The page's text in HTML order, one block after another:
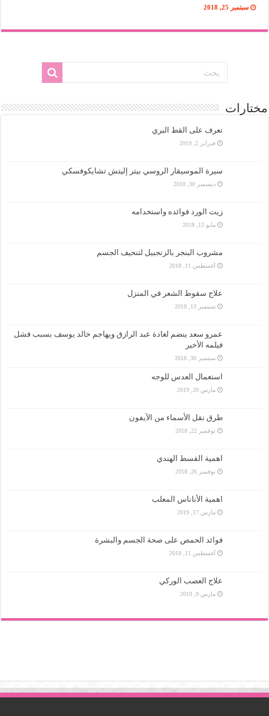
سبتمبر 25, 2018
مختارات
تعرف على القط البري
فبراير 2, 2019
سيرة الموسيقار الروسي بيتر إليتش تشايكوفسكي
ديسمبر 30, 2018
زيت الورد فوائده واستخدامه
مايو 12, 2018
مشروب البنجر بالزنجبيل لتنحيف الجسم
أغسطس 11, 2018
علاج سقوط الشعر في المنزل
سبتمبر 13, 2018
عمرو سعد ينضم لغادة عبد الرازق ويهاجم خالد يوسف بسبب فشل
فيلمه الأخير
سبتمبر 30, 2018
استعمال العدس للوجه
مارس 20, 2019
طرق نقل الأسماء من الآيفون
نوفمبر 22, 2018
اهمية القسط الهندي
نوفمبر 26, 2018
اهمية الأناناس المعلب
مارس 17, 2019
فوائد الحمص على صحة الجسم والبشرة
أغسطس 11, 2018
علاج العصب الوركي
مارس 9, 2019